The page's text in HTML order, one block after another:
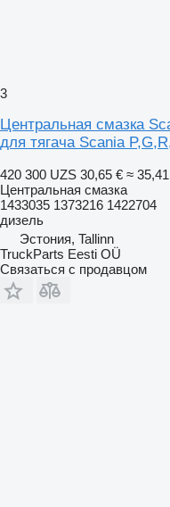
3
Центральная смазка
для тягача Scania
420 300 UZS 30,65 € ≈
Центральная смазка
1433035 1373216 1422704
дизель
Эстония, Tallinn
TruckParts Eesti OÜ
Связаться с продавцом